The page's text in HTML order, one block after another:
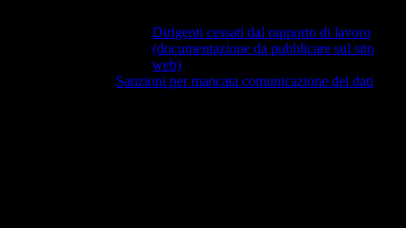
Dirigenti cessati dal rapporto di lavoro
(documentazione da pubblicare sul sito
web)
Sanzioni per mancata comunicazione dei dati